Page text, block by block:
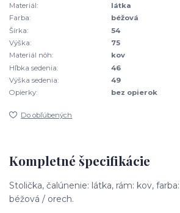
Materiál:
látka
Farba:
béžová
Šírka:
54
Výška:
75
Materiál nôh:
kov
Hľbka sedenia:
46
Výška sedenia:
49
Opierky:
bez opierok
Do obľúbených
Kompletné špecifikácie
Stolička, čalúnenie: látka, rám: kov,
béžová / orech.